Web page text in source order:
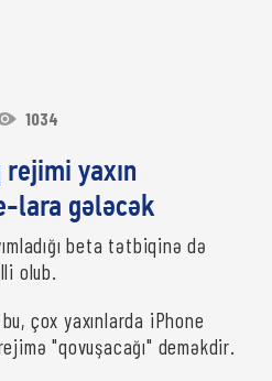
1034
rejimi yaxın
lara gələcək
beta tətbiqinə də
olub.
çox yaxınlarda iPhone
"qovuşacağı" deməkdir.